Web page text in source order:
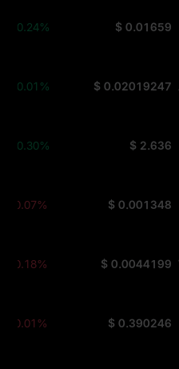
$ 0.01659
+0.24%
$ 0.02019247
+0.01%
$ 2.636
+0.30%
$ 0.001348
-0.07%
$ 0.0044199
-0.18%
$ 0.390246
-0.01%